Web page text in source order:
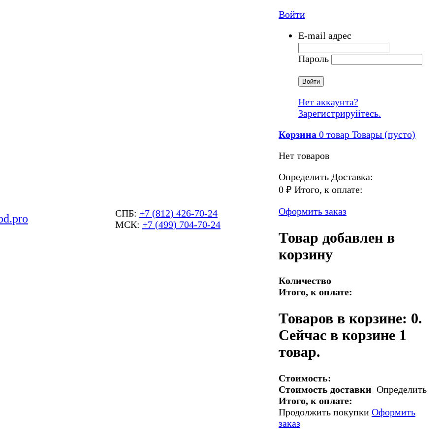
СПБ: +7 (812) 426-70-24
МСК: +7 (499) 704-70-24
Войти
E-mail адрес
Пароль
Войти
Нет аккаунта?
Зарегистрируйтесь.
Корзина 0 товар Товары (пусто)
Нет товаров
Определить Доставка:
0 ₽ Итого, к оплате:
Оформить заказ
Товар добавлен в
корзину
Количество
Итого, к оплате:
Товаров в корзине: 0.
Сейчас в корзине 1
товар.
Стоимость:
Стоимость доставки Определить
Итого, к оплате:
Продолжить покупки Оформить
заказ